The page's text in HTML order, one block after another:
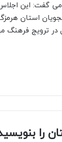
گفت: این
استان
ترویج فرهنگ
را